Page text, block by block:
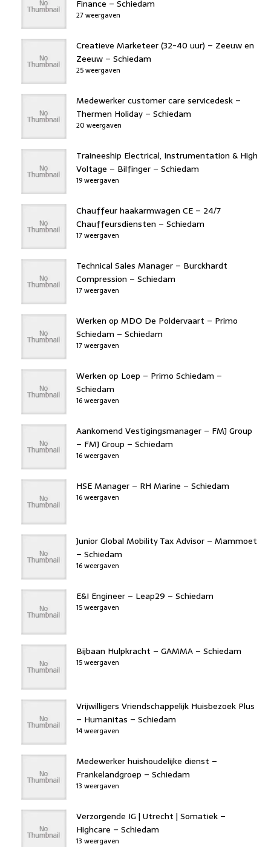
Finance – Schiedam
27 weergaven
Creatieve Marketeer (32-40 uur) – Zeeuw en
Zeeuw – Schiedam
25 weergaven
Medewerker customer care servicedesk –
Thermen Holiday – Schiedam
20 weergaven
Traineeship Electrical, Instrumentation & High
Voltage – Bilfinger – Schiedam
19 weergaven
Chauffeur haakarmwagen CE – 24/7
Chauffeursdiensten – Schiedam
17 weergaven
Technical Sales Manager – Burckhardt
Compression – Schiedam
17 weergaven
Werken op MDO De Poldervaart – Primo
Schiedam – Schiedam
17 weergaven
Werken op Loep – Primo Schiedam –
Schiedam
16 weergaven
Aankomend Vestigingsmanager – FMJ Group
– FMJ Group – Schiedam
16 weergaven
HSE Manager – RH Marine – Schiedam
16 weergaven
Junior Global Mobility Tax Advisor – Mammoet
– Schiedam
16 weergaven
E&I Engineer – Leap29 – Schiedam
15 weergaven
Bijbaan Hulpkracht – GAMMA – Schiedam
15 weergaven
Vrijwilligers Vriendschappelijk Huisbezoek Plus
– Humanitas – Schiedam
14 weergaven
Medewerker huishoudelijke dienst –
Frankelandgroep – Schiedam
13 weergaven
Verzorgende IG | Utrecht | Somatiek –
Highcare – Schiedam
13 weergaven